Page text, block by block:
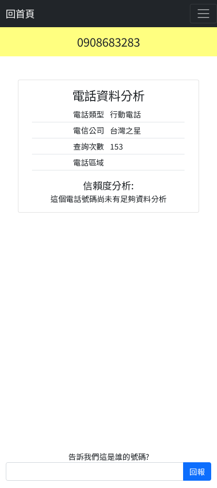
回首頁
0908683283
電話資料分析
電話類型 行動電話
電信公司 台灣之星
查詢次數 153
電話區域
信賴度分析:
這個電話號碼尚未有足夠資料分析
告訴我們這是誰的號碼?
回報